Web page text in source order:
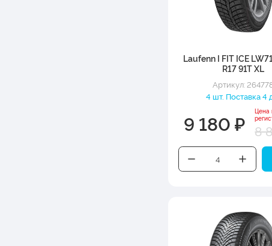
Laufenn I FIT ICE
R17 91T XL
Артикул:
4 шт. Поставка 4
9 180 ₽
Цена
8